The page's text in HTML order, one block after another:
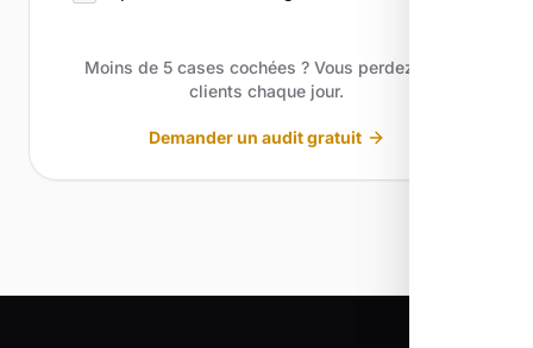
Moins de 5 cases cochées ? Vous perdez des
clients chaque jour.
Demander un audit gratuit